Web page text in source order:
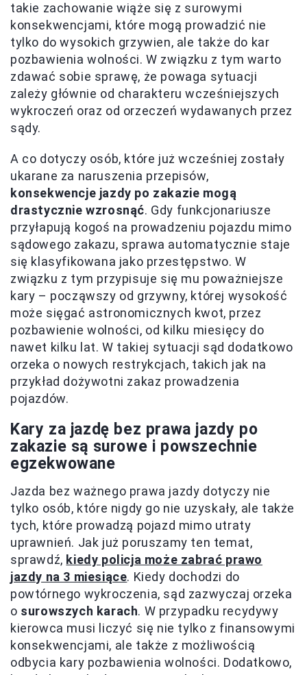
takie zachowanie wiąże się z surowymi
konsekwencjami, które mogą prowadzić nie
tylko do wysokich grzywien, ale także do kar
pozbawienia wolności. W związku z tym warto
zdawać sobie sprawę, że powaga sytuacji
zależy głównie od charakteru wcześniejszych
wykroczeń oraz od orzeczeń wydawanych przez
sądy.
A co dotyczy osób, które już wcześniej zostały
ukarane za naruszenia przepisów,
konsekwencje jazdy po zakazie mogą
drastycznie wzrosnąć. Gdy funkcjonariusze
przyłapują kogoś na prowadzeniu pojazdu mimo
sądowego zakazu, sprawa automatycznie staje
się klasyfikowana jako przestępstwo. W
związku z tym przypisuje się mu poważniejsze
kary – począwszy od grzywny, której wysokość
może sięgać astronomicznych kwot, przez
pozbawienie wolności, od kilku miesięcy do
nawet kilku lat. W takiej sytuacji sąd dodatkowo
orzeka o nowych restrykcjach, takich jak na
przykład dożywotni zakaz prowadzenia
pojazdów.
Kary za jazdę bez prawa jazdy po
zakazie są surowe i powszechnie
egzekwowane
Jazda bez ważnego prawa jazdy dotyczy nie
tylko osób, które nigdy go nie uzyskały, ale także
tych, które prowadzą pojazd mimo utraty
uprawnień. Jak już poruszamy ten temat,
sprawdź, kiedy policja może zabrać prawo
jazdy na 3 miesiące. Kiedy dochodzi do
powtórnego wykroczenia, sąd zazwyczaj orzeka
o surowszych karach. W przypadku recydywy
kierowca musi liczyć się nie tylko z finansowymi
konsekwencjami, ale także z możliwością
odbycia kary pozbawienia wolności. Dodatkowo,